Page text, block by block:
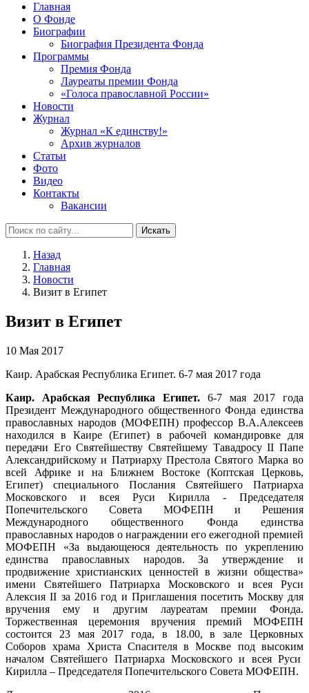
Главная
О Фонде
Биографии
Биография Президента Фонда
Программы
Премия Фонда
Лауреаты премии Фонда
«Голоса православной России»
Новости
Журнал
Журнал «К единству!»
Архив журналов
Статьи
Фото
Видео
Контакты
Вакансии
Искать
Назад
Главная
Новости
Визит в Египет
Визит в Египет
10 Мая 2017
Каир. Арабская Республика Египет. 6-7 мая 2017 года
Каир. Арабская Республика Египет. 6-7 мая 2017 года
Президент Международного общественного Фонда единства
православных народов (МОФЕПН) профессор В.А.Алексеев
находился в Каире (Египет) в рабочей командировке для
передачи Его Святейшеству Святейшему Тавадросу II Папе
Александрийскому и Патриарху Престола Святого Марка во
всей Африке и на Ближнем Востоке (Коптская Церковь,
Египет) специального Послания Святейшего Патриарха
Московского и всея Руси Кирилла - Председателя
Попечительского Совета МОФЕПН и Решения
Международного общественного Фонда единства
православных народов о награждении его ежегодной премией
МОФЕПН «За выдающеюся деятельность по укреплению
единства православных народов. За утверждение и
продвижение христианских ценностей в жизни общества»
имени Святейшего Патриарха Московского и всея Руси
Алексия II за 2016 год и Приглашения посетить Москву для
вручения ему и другим лауреатам премии Фонда.
Торжественная церемония вручения премий МОФЕПН
состоится 23 мая 2017 года, в 18.00, в зале Церковных
Соборов храма Христа Спасителя в Москве под высоким
началом Святейшего Патриарха Московского и всея Руси
Кирилла – Председателя Попечительского Совета МОФЕПН.